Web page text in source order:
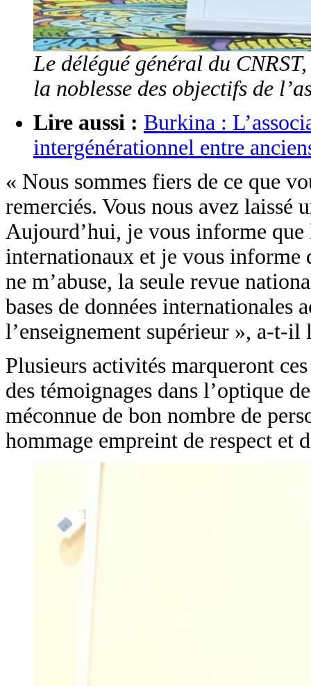
Le délégué général du
la noblesse des objectifs de
Lire aussi : Burkina :
intergénérationnel entre
« Nous sommes fiers de ce que
remerciés. Vous nous avez laissé
Aujourd’hui, je vous informe que
internationaux et je vous informe
ne m’abuse, la seule revue
bases de données internationales
l’enseignement supérieur », a-t-il
Plusieurs activités marqueront
des témoignages dans l’optique
méconnue de bon nombre de
hommage empreint de respect et